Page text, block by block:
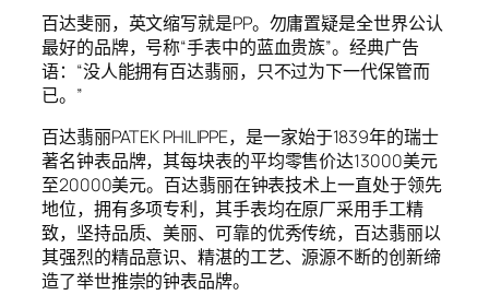
百达斐丽，英文缩写就是PP。勿庸置疑是全世界公认
最好的品牌，号称“手表中的蓝血贵族”。经典广告
语：“没人能拥有百达翡丽，只不过为下一代保管而
已。”
百达翡丽PATEK PHILIPPE，是一家始于1839年的瑞士
著名钟表品牌，其每块表的平均零售价达13000美元
至20000美元。百达翡丽在钟表技术上一直处于领先
地位，拥有多项专利，其手表均在原厂采用手工精
致，坚持品质、美丽、可靠的优秀传统，百达翡丽以
其强烈的精品意识、精湛的工艺、源源不断的创新缔
造了举世推崇的钟表品牌。